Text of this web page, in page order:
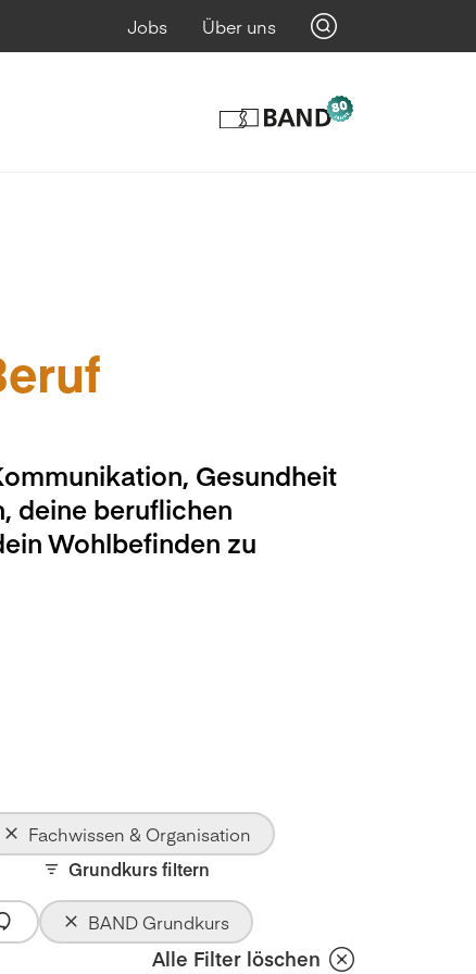
Jobs Über uns
Gesundheit
deine beruflichen
Wohlbefinden zu
Fachwissen & Organisation
Grundkurs filtern
BAND Grundkurs
Alle Filter löschen